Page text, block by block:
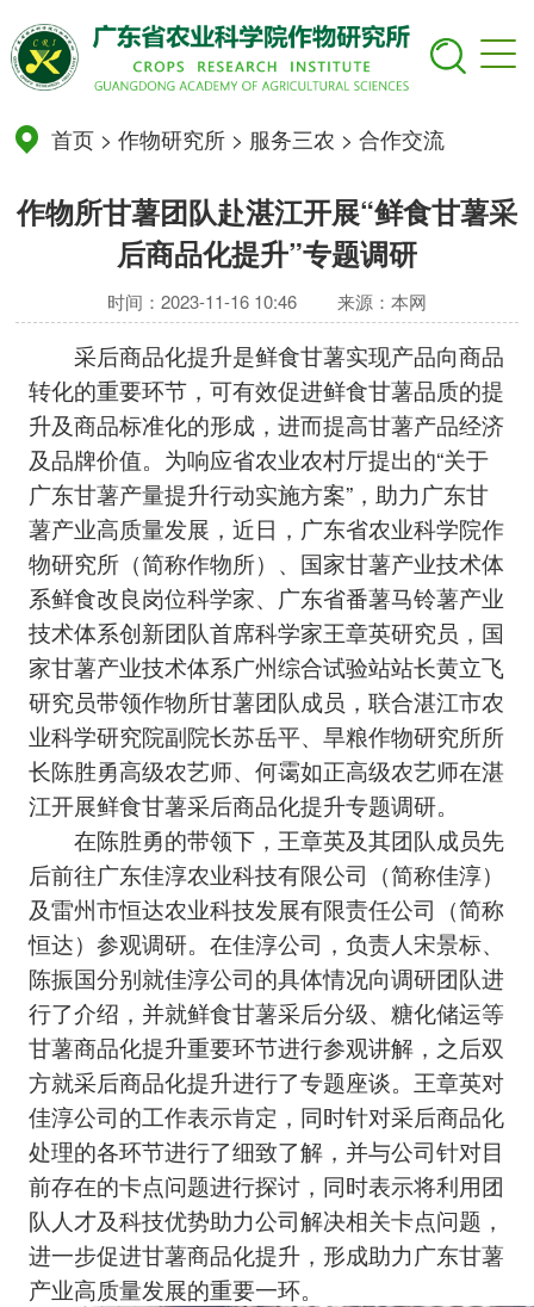
首页 >作物研究所 > 服务三农 >合作交流
作物所甘薯团队赴湛江开展“鲜食甘薯采
后商品化提升”专题调研
时间：2023-11-16 10:46 来源：本网
采后商品化提升是鲜食甘薯实现产品向商品
转化的重要环节，可有效促进鲜食甘薯品质的提
升及商品标准化的形成，进而提高甘薯产品经济
及品牌价值。为响应省农业农村厅提出的“关于
广东甘薯产量提升行动实施方案”，助力广东甘
薯产业高质量发展，近日，广东省农业科学院作
物研究所（简称作物所）、国家甘薯产业技术体
系鲜食改良岗位科学家、广东省番薯马铃薯产业
技术体系创新团队首席科学家王章英研究员，国
家甘薯产业技术体系广州综合试验站站长黄立飞
研究员带领作物所甘薯团队成员，联合湛江市农
业科学研究院副院长苏岳平、旱粮作物研究所所
长陈胜勇高级农艺师、何霭如正高级农艺师在湛
江开展鲜食甘薯采后商品化提升专题调研。
在陈胜勇的带领下，王章英及其团队成员先
后前往广东佳淳农业科技有限公司（简称佳淳）
及雷州市恒达农业科技发展有限责任公司（简称
恒达）参观调研。在佳淳公司，负责人宋景标、
陈振国分别就佳淳公司的具体情况向调研团队进
行了介绍，并就鲜食甘薯采后分级、糖化储运等
甘薯商品化提升重要环节进行参观讲解，之后双
方就采后商品化提升进行了专题座谈。王章英对
佳淳公司的工作表示肯定，同时针对采后商品化
处理的各环节进行了细致了解，并与公司针对目
前存在的卡点问题进行探讨，同时表示将利用团
队人才及科技优势助力公司解决相关卡点问题，
进一步促进甘薯商品化提升，形成助力广东甘薯
产业高质量发展的重要一环。